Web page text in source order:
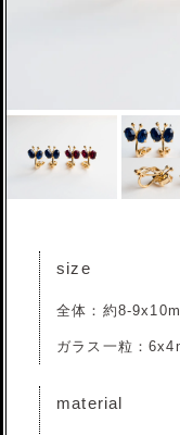
size
全体：約8-
ガラス一粒：
material